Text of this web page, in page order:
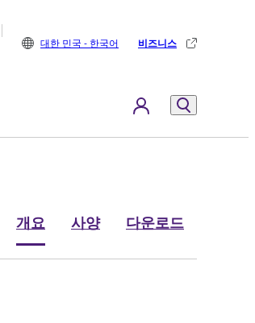
대한 민국 - 한국어 비즈니스
개요 사양 다운로드